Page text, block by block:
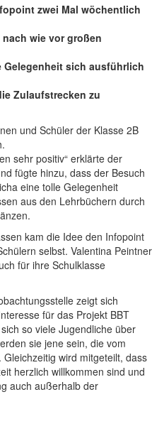
zwei Mal wöchentlich
wie vor großen
sich ausführlich
Zulaufstrecken zu
und Schüler der Klasse 2B
sehr positiv“ erklärte der
fügte hinzu, dass der Besuch
eine tolle Gelegenheit
aus den Lehrbüchern durch
kam die Idee den Infopoint
selbst. Valentina Peintner
für ihre Schulklasse
zeigt sich
für das Projekt BBT
so viele Jugendliche über
sie jene sein, die vom
wird mitgeteilt, dass
herzlich willkommen sind und
auch außerhalb der